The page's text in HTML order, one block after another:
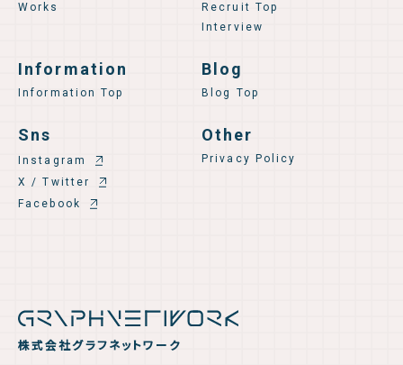
株式会社グラフネットワーク
Works
Recruit Top
Interview
Information
Information Top
Blog
Blog Top
Sns
Instagram
X / Twitter
Facebook
Other
Privacy Policy